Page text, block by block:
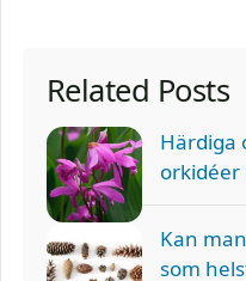
Related Posts
Härdiga
Kan
som